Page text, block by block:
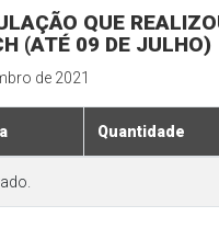
QUE
(ATÉ 09 DE JULHO)
de 2021
Quantidade